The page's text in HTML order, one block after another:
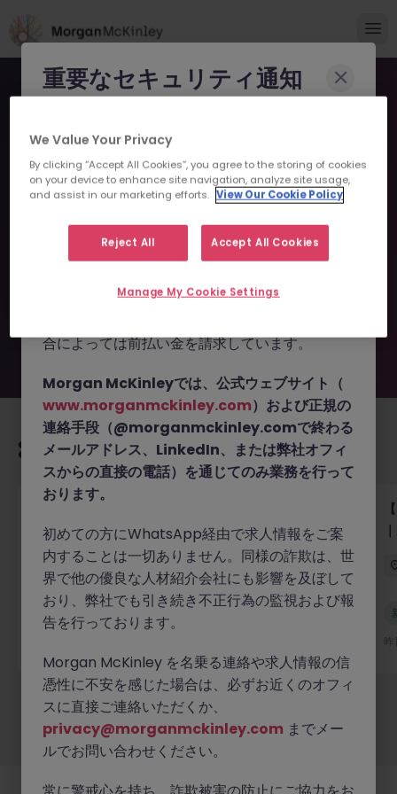
申し訳ございません。こちら
の求人の掲載は終了しまし
た。
あなたにおすすめの求人
ケター／テクニカルライター（バイリンガル優遇・派
遣）
東京 有期雇用 時給 3000円～3500円
新着
もっと見る
採用企業様新着求人最新トピックス当社について 法務クッキーの設定
重要なセキュリティ通知
になりすまし、求職者を詐欺に巻き込もうとする
事例が報告されています。
偽のウェブサイトやドメイ
（例： morganmckinleyjob.com、
morganmckinleyhire.com
）を使用し、虚偽の
で、WhatsApp などのメッセージアプリを通じ
合によっては前払い金を請求しています。
Morgan McKinleyでは、公式ウェブサイト（
www.morganmckinley.com）および正規の
連絡手段（@morganmckinley.comで終わる
メールアドレス、LinkedIn、または弊社オフィ
スからの直接の電話）を通じてのみ業務を行って
おります。
初めての方にWhatsApp経由で求人情報をご案
内することは一切ありません。同様の詐欺は、世
界で他の優良な人材紹介会社にも影響を及ぼして
おり、弊社でも引き続き不正行為の監視および報
告を行っております。
Morgan McKinley を名乗る連絡や求人情報の信
憑性に不安を感じた場合は、必ずお近くのオフィ
スに直接ご連絡いただくか、
privacy@morganmckinley.com までメー
ルでお問い合わせください。
We Value Your Privacy
By clicking “Accept All Cookies”, you agree to the storing of cookies
on your device to enhance site navigation, analyze site usage,
and assist in our marketing efforts. View Our Cookie Policy
Reject All Accept All Cookies
Manage My Cookie Settings